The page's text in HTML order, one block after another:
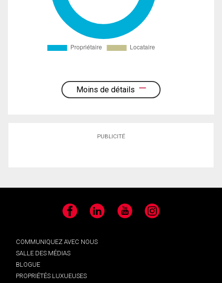
Moins de détails
PUBLICITÉ
Facebook LinkedIn YouTube Instagram
COMMUNIQUEZ AVEC NOUS
SALLE DES MÉDIAS
BLOGUE
PROPRIÉTÉS LUXUEUSES